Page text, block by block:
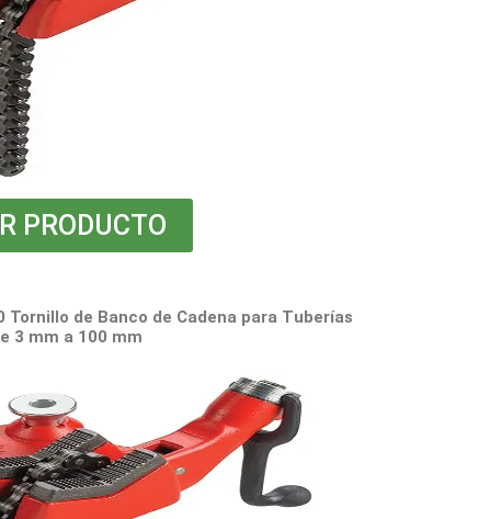
PRODUCTO
Tornillo de Banco de Cadena para Tuberías
3 mm a 100 mm